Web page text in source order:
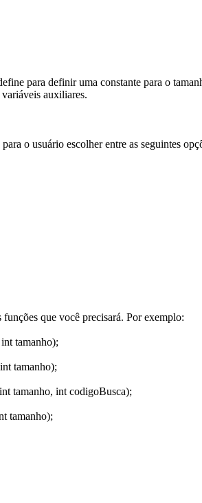
para definir uma constante para o
auxiliares.
o usuário escolher entre as seguintes
funções que você precisará. Por exemplo:
tamanho);
tamanho);
tamanho, int codigoBusca);
tamanho);